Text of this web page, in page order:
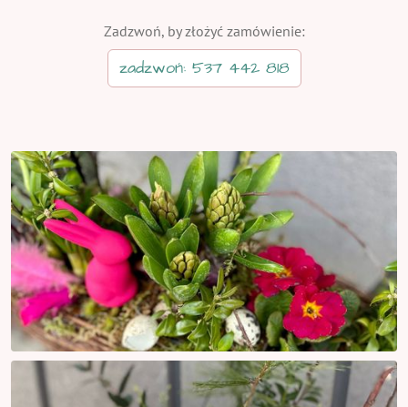
Zadzwoń, by złożyć zamówienie:
zadzwoń: 537 442 818